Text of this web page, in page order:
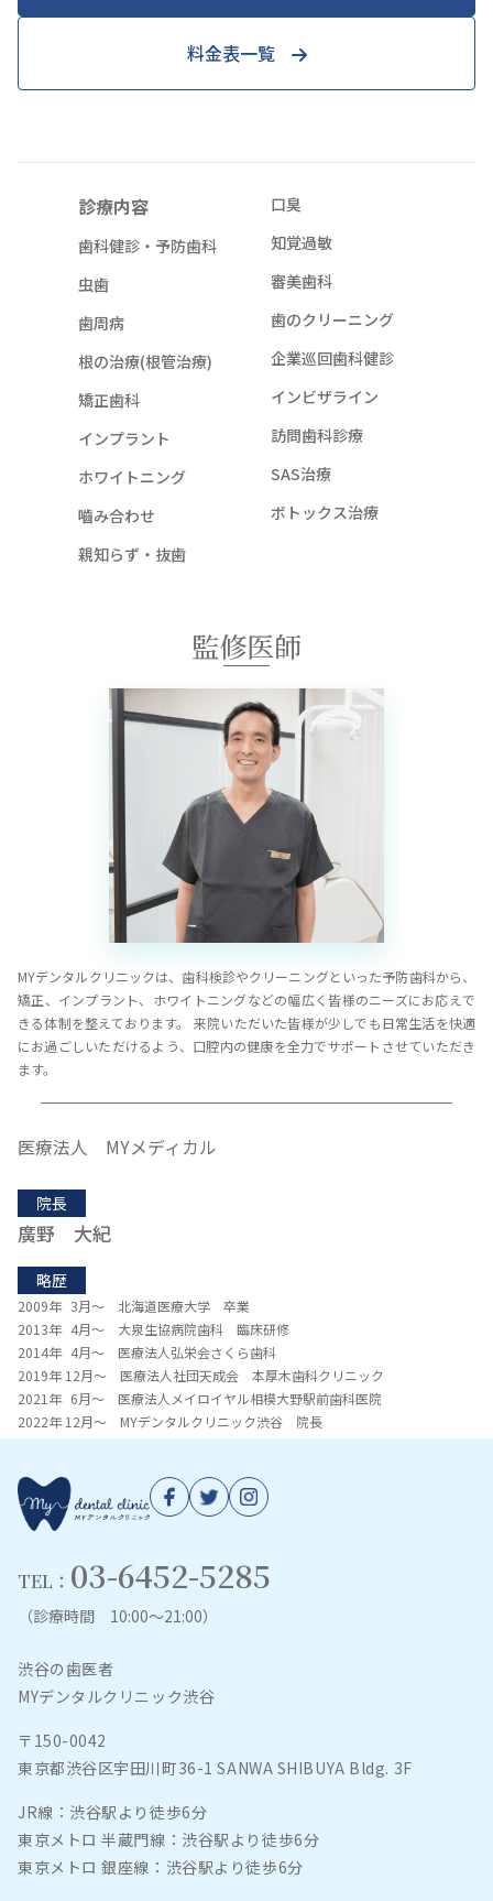
料金表一覧
診療内容
歯科健診・予防歯科
虫歯
歯周病
根の治療(根管治療)
矯正歯科
インプラント
ホワイトニング
嚙み合わせ
親知らず・抜歯
口臭
知覚過敏
審美歯科
歯のクリーニング
企業巡回歯科健診
インビザライン
訪問歯科診療
SAS治療
ボトックス治療
監修医師
MYデンタルクリニックは、歯科検診やクリーニングといった予防歯科から、
矯正、インプラント、ホワイトニングなどの幅広く皆様のニーズにお応えで
きる体制を整えております。 来院いただいた皆様が少しでも日常生活を快適
にお過ごしいただけるよう、口腔内の健康を全力でサポートさせていただき
ます。
医療法人 MYメディカル
院長
廣野 大紀
略歴
2009年 3月～ 北海道医療大学 卒業
2013年 4月～ 大泉生協病院歯科 臨床研修
2014年 4月～ 医療法人弘栄会さくら歯科
2019年 12月～ 医療法人社団天成会 本厚木歯科クリニック
2021年 6月～ 医療法人メイロイヤル相模大野駅前歯科医院
2022年 12月～ MYデンタルクリニック渋谷 院長
TEL： 03-6452-5285
（診療時間 10:00～21:00）
渋谷の歯医者
MYデンタルクリニック渋谷
〒150-0042
東京都渋谷区宇田川町36-1 SANWA SHIBUYA Bldg. 3F
JR線：渋谷駅より徒歩6分
東京メトロ 半蔵門線：渋谷駅より徒歩6分
東京メトロ 銀座線：渋谷駅より徒歩6分